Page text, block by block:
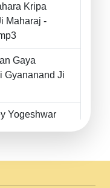
Kripa
Maharaj -
Gaya
Gyananand Ji
Yogeshwar